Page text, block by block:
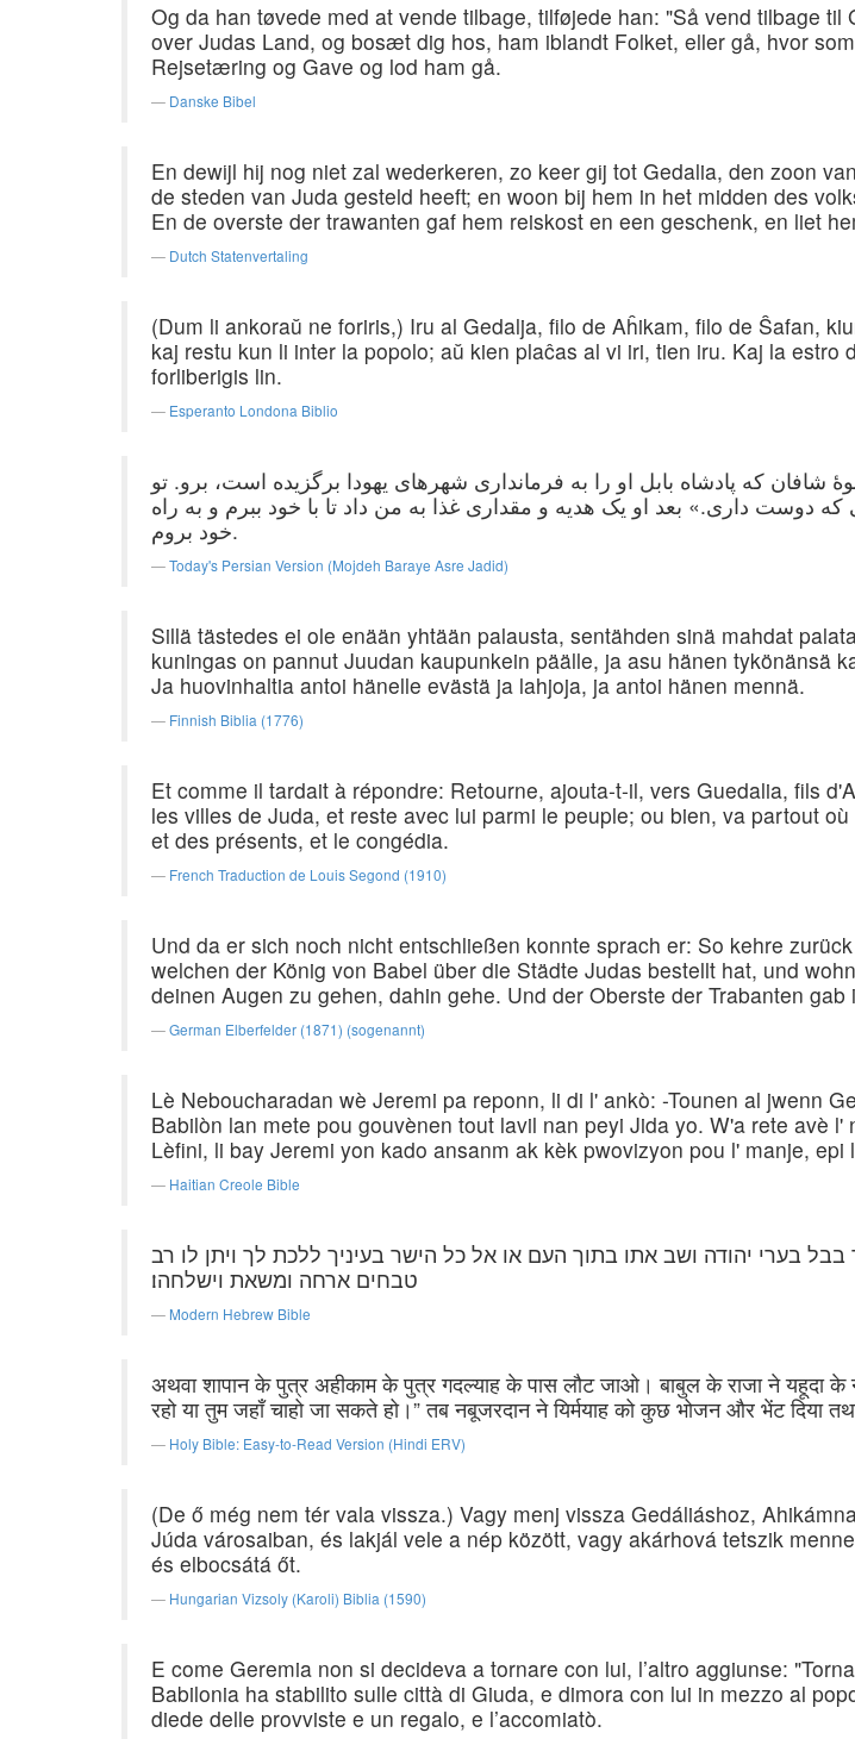
Og da han tøvede med at vende tilbage, tilføjede han: "Så vend tilbage
over Judas Land, og bosæt dig hos, ham iblandt Folket, eller gå, hvor
Rejsetæring og Gave og lod ham gå.
Danske Bibel
En dewijl hij nog niet zal wederkeren, zo keer gij tot Gedalia, den zoon
de steden van Juda gesteld heeft; en woon bij hem in het midden des
En de overste der trawanten gaf hem reiskost en een geschenk, en liet
Dutch Statenvertaling
(Dum li ankoraŭ ne foriris,) Iru al Gedalja, filo de Aĥikam, filo de Ŝafan,
kaj restu kun li inter la popolo; aŭ kien plaĉas al vi iri, tien iru. Kaj la
forliberigis lin.
Esperanto Londona Biblio
شافان که پادشاه بابل او را به فرمانداری شهرهای یهودا برگزیده است، برو. تو
دوست داری.» بعد او یک هدیه و مقداری غذا به من داد تا با خود ببرم و به راه
خود بروم.
Today's Persian Version (Mojdeh Baraye Asre Jadid)
Sillä tästedes ei ole enään yhtään palausta, sentähden sinä mahdat
kuningas on pannut Juudan kaupunkein päälle, ja asu hänen tykönänsä
Ja huovinhaltia antoi hänelle evästä ja lahjoja, ja antoi hänen mennä.
Finnish Biblia (1776)
Et comme il tardait à répondre: Retourne, ajouta-t-il, vers Guedalia, fils
les villes de Juda, et reste avec lui parmi le peuple; ou bien, va partout
et des présents, et le congédia.
French Traduction de Louis Segond (1910)
Und da er sich noch nicht entschließen konnte sprach er: So kehre
welchen der König von Babel über die Städte Judas bestellt hat, und
deinen Augen zu gehen, dahin gehe. Und der Oberste der Trabanten
German Elberfelder (1871) (sogenannt)
Lè Neboucharadan wè Jeremi pa reponn, li di l' ankò: -Tounen al jwenn
Babilòn lan mete pou gouvènen tout lavil nan peyi Jida yo. W'a rete avè
Lèfini, li bay Jeremi yon kado ansanm ak kèk pwovizyon pou l' manje, epi
Haitian Creole Bible
בערי יהודה ושב אתו בתוך העם או אל כל הישר בעיניך ללכת לך ויתן לו רב
טבחים ארחה ומשאת וישלחהו׃
Modern Hebrew Bible
अथवा शापान के पुत्र अहीकाम के पुत्र गदल्याह के पास लौट जाओ। बाबुल के राजा ने यहूदा
रहो या तुम जहाँ चाहो जा सकते हो।” तब नबूजरदान ने यिर्मयाह को कुछ भोजन और भेंट दिया
Holy Bible: Easy-to-Read Version (Hindi ERV)
(De ő még nem tér vala vissza.) Vagy menj vissza Gedáliáshoz,
Júda városaiban, és lakjál vele a nép között, vagy akárhová tetszik
és elbocsátá őt.
Hungarian Vizsoly (Karoli) Biblia (1590)
E come Geremia non si decideva a tornare con lui, l’altro aggiunse:
Babilonia ha stabilito sulle città di Giuda, e dimora con lui in mezzo al
diede delle provviste e un regalo, e l’accomiatò.